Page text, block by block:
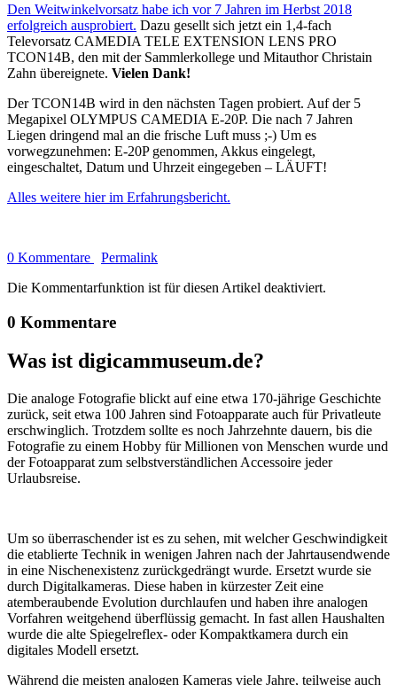
Den Weitwinkelvorsatz habe ich vor 7 Jahren im Herbst 2018
erfolgreich ausprobiert. Dazu gesellt sich jetzt ein 1,4-fach
Televorsatz CAMEDIA TELE EXTENSION LENS PRO
TCON14B, den mit der Sammlerkollege und Mitauthor Christain
Zahn übereignete. Vielen Dank!
Der TCON14B wird in den nächsten Tagen probiert. Auf der 5
Megapixel OLYMPUS CAMEDIA E-20P. Die nach 7 Jahren
Liegen dringend mal an die frische Luft muss ;-) Um es
vorwegzunehmen: E-20P genommen, Akkus eingelegt,
eingeschaltet, Datum und Uhrzeit eingegeben – LÄUFT!
Alles weitere hier im Erfahrungsbericht.
0 Kommentare
Permalink
Die Kommentarfunktion ist für diesen Artikel deaktiviert.
0 Kommentare
Was ist digicammuseum.de?
Die analoge Fotografie blickt auf eine etwa 170-jährige Geschichte
zurück, seit etwa 100 Jahren sind Fotoapparate auch für Privatleute
erschwinglich. Trotzdem sollte es noch Jahrzehnte dauern, bis die
Fotografie zu einem Hobby für Millionen von Menschen wurde und
der Fotoapparat zum selbstverständlichen Accessoire jeder
Urlaubsreise.
Um so überraschender ist es zu sehen, mit welcher Geschwindigkeit
die etablierte Technik in wenigen Jahren nach der Jahrtausendwende
in eine Nischenexistenz zurückgedrängt wurde. Ersetzt wurde sie
durch Digitalkameras. Diese haben in kürzester Zeit eine
atemberaubende Evolution durchlaufen und haben ihre analogen
Vorfahren weitgehend überflüssig gemacht. In fast allen Haushalten
wurde die alte Spiegelreflex- oder Kompaktkamera durch ein
digitales Modell ersetzt.
Während die meisten analogen Kameras viele Jahre, teilweise auch